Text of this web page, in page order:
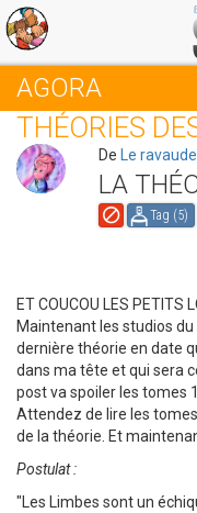
AGORA
THÉORIES
De Le
LA
Tag (5)
ET COUCOU LES
Maintenant les studios
dernière théorie en date
dans ma tête et qui sera
post va spoiler les tomes
Attendez de lire les
de la théorie. Et
Postulat :
"Les Limbes sont un